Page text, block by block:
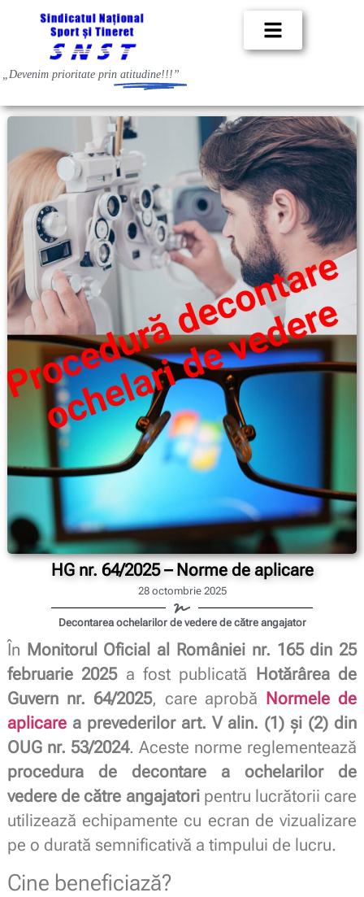
„Devenim prioritate prin atitudine!!!”
HG nr. 64/2025 – Norme de aplicare
28 octombrie 2025
Decontarea ochelarilor de vedere de către angajator
În Monitorul Oficial al României nr. 165 din 25
februarie 2025a fost publicată
Hotărârea de
Guvern nr. 64/2025, care aprobă
Normele de
aplicarea prevederilor art. V alin. (1) și (2) din
OUG nr. 53/2024. Aceste norme reglementează
procedura de decontare a ochelarilor de
vedere de către angajatoripentru lucrătorii care
utilizează echipamente cu ecran de vizualizare
pe o durată semnificativă a timpului de lucru.
Cine beneficiază?